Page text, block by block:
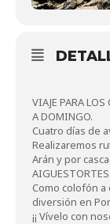
VIAJE PARA
A DOMINGO.
Cuatro días de
Realizaremos
Arán y por
AIGUESTORTES.
Como colofón
diversión en Port
¡¡ Vívelo con